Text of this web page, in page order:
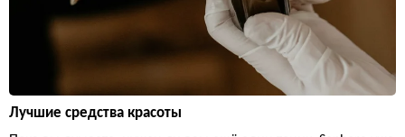
Лучшие средства красоты